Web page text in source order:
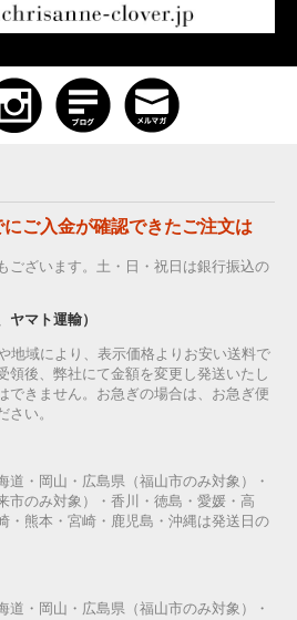
にご入金が確認できたご注文は
ございます。土・日・祝日は銀行振込の
ヤマト運輸）
地域により、表示価格よりお安い送料で
領後、弊社にて金額を変更し発送いたし
できません。お急ぎの場合は、お急ぎ便
さい。
道・岡山・広島県（福山市のみ対象）・
市のみ対象）・香川・徳島・愛媛・高
・熊本・宮崎・鹿児島・沖縄は発送日の
道・岡山・広島県（福山市のみ対象）・